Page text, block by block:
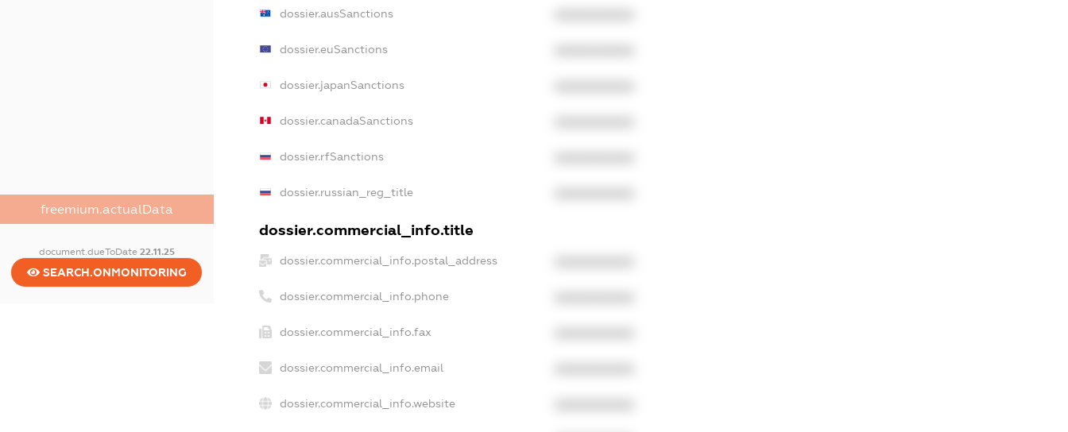
freemium.actualData
document.dueToDate 22.11.25
SEARCH.ONMONITORING
dossier.ausSanctions
dossier.euSanctions
dossier.japanSanctions
dossier.canadaSanctions
dossier.rfSanctions
dossier.russian_reg_title
dossier.commercial_info.title
dossier.commercial_info.postal_address
dossier.commercial_info.phone
dossier.commercial_info.fax
dossier.commercial_info.email
dossier.commercial_info.website